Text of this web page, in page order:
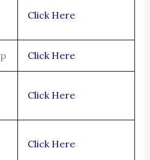
Click Here
Click Here
Click Here
Click Here